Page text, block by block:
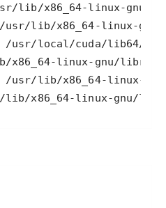
lib/x86_64-linux-gnu/